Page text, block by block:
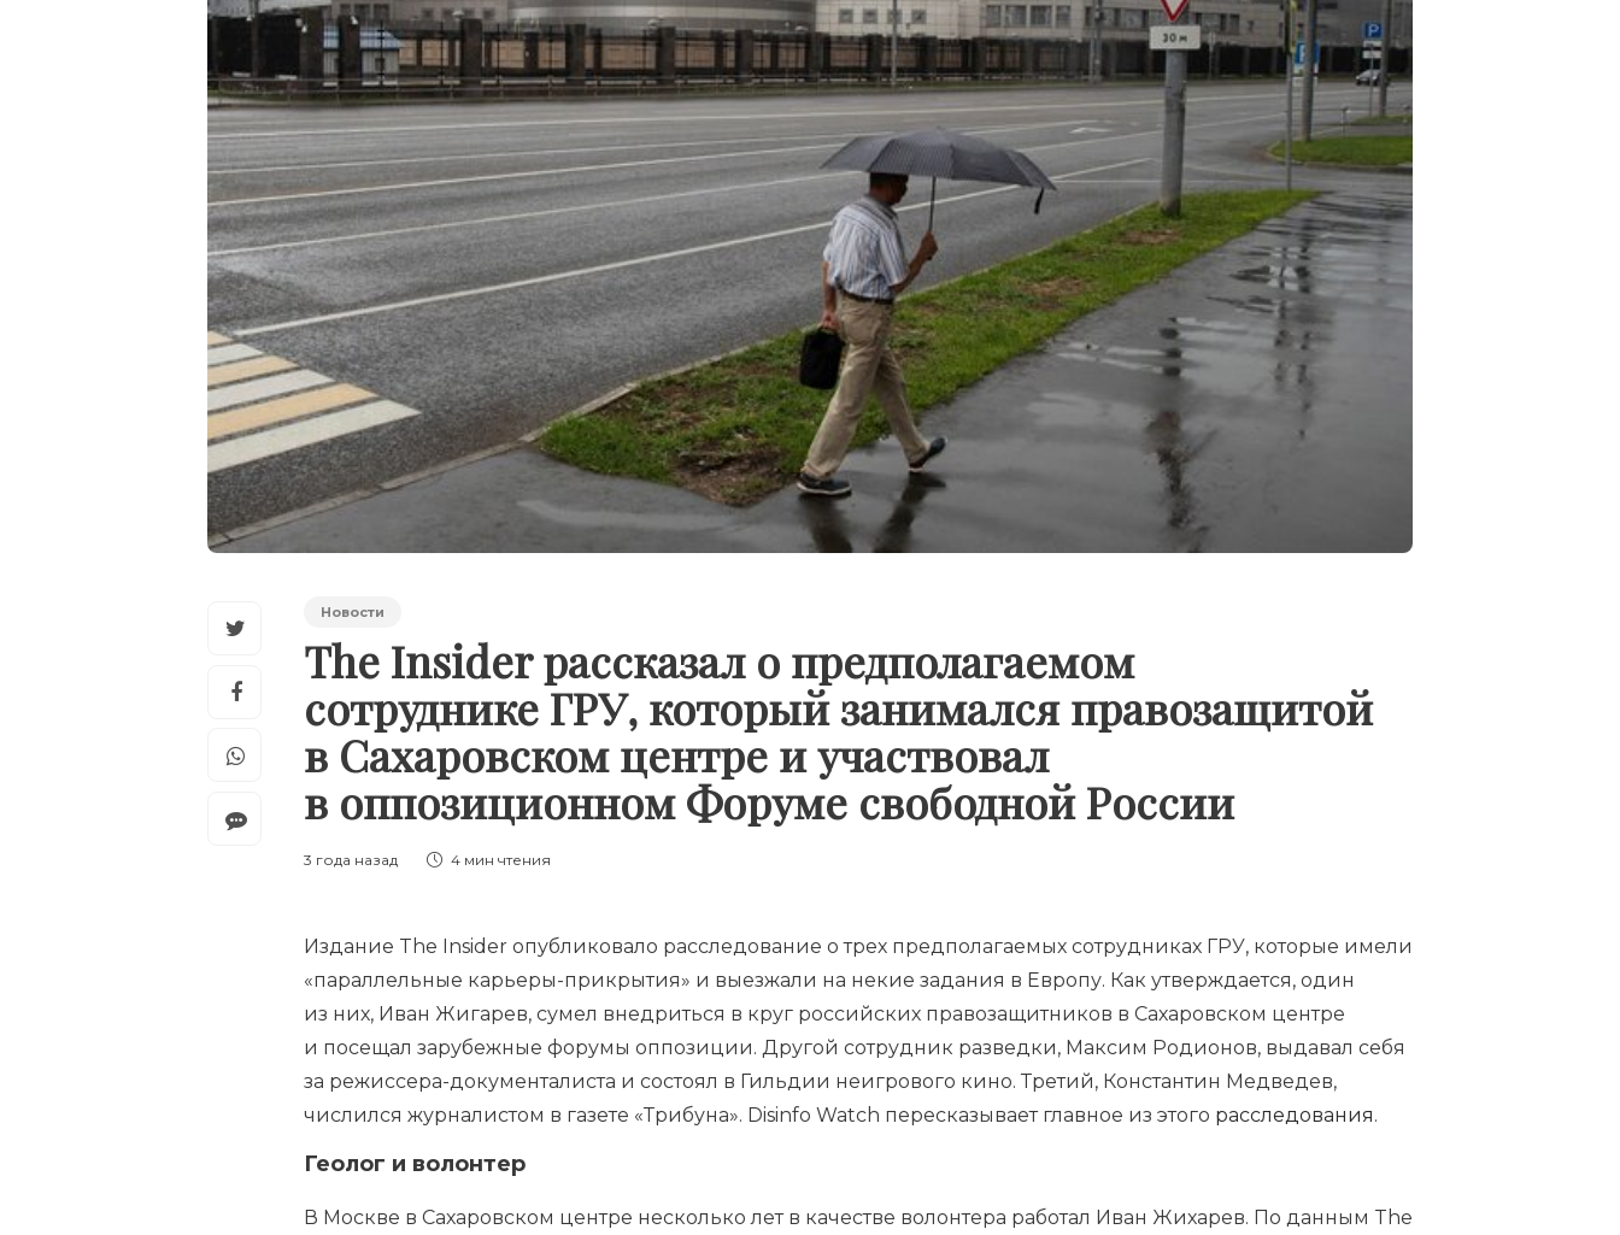
Новости
The Insider рассказал о предполагаемом
сотруднике ГРУ, который занимался правозащитой
в Сахаровском центре и участвовал
в оппозиционном Форуме свободной России
3 года назад 4 мин чтения
Издание The Insider опубликовало расследование о трех предполагаемых сотрудниках ГРУ, которые имели
«параллельные карьеры-прикрытия» и выезжали на некие задания в Европу. Как утверждается, один
из них, Иван Жигарев, сумел внедриться в круг российских правозащитников в Сахаровском центре
и посещал зарубежные форумы оппозиции. Другой сотрудник разведки, Максим Родионов, выдавал себя
за режиссера-документалиста и состоял в Гильдии неигрового кино. Третий, Константин Медведев,
числился журналистом в газете «Трибуна». Disinfo Watch пересказывает главное из этого расследования.
Геолог и волонтер
В Москве в Сахаровском центре несколько лет в качестве волонтера работал Иван Жихарев. По данным The